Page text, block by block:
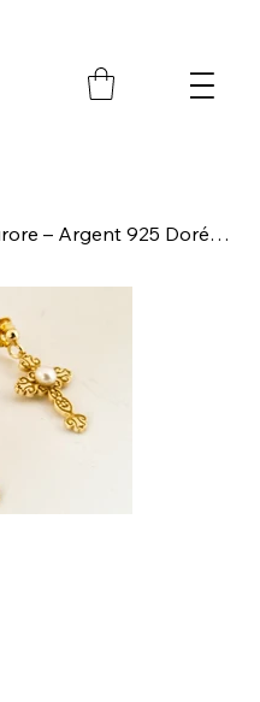
Boucles d’Oreilles Croix d’Aurore – Argent 925 Doré et Perle de Culture Blanche